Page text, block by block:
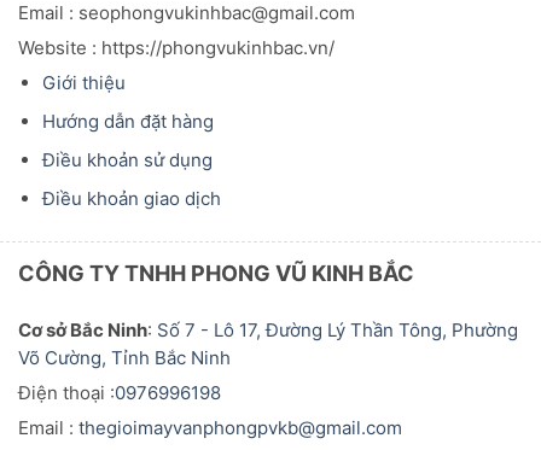
Email : seophongvukinhbac@gmail.com
Website : https://phongvukinhbac.vn/
Giới thiệu
Hướng dẫn đặt hàng
Điều khoản sử dụng
Điều khoản giao dịch
CÔNG TY TNHH PHONG VŨ KINH BẮC
Cơ sở Bắc Ninh: Số 7 - Lô 17, Đường Lý Thần Tông, Phường
Võ Cường, Tỉnh Bắc Ninh
Điện thoại :0976996198
Email : thegioimayvanphongpvkb@gmail.com